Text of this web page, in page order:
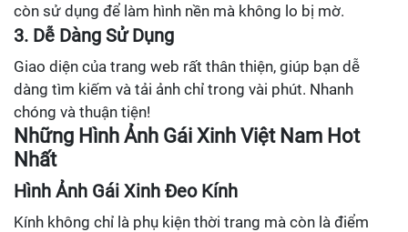
còn sử dụng để làm hình nền mà không lo bị mờ.
3. Dễ Dàng Sử Dụng
Giao diện của trang web rất thân thiện, giúp bạn dễ
dàng tìm kiếm và tải ảnh chỉ trong vài phút. Nhanh
chóng và thuận tiện!
Những Hình Ảnh Gái Xinh Việt Nam Hot
Nhất
Hình Ảnh Gái Xinh Đeo Kính
Kính không chỉ là phụ kiện thời trang mà còn là điểm